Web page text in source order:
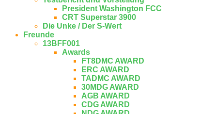
President Washington FCC
CRT Superstar 3900
Die Unke / Der S-Wert
Freunde
13BFF001
Awards
FT8DMC AWARD
ERC AWARD
TADMC AWARD
30MDG AWARD
AGB AWARD
CDG AWARD